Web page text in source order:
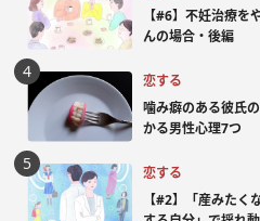
【#6】不妊治療を
んの場合・後編
恋する
噛み癖のある彼氏
かる男性心理7つ
恋する
【#2】「産みた